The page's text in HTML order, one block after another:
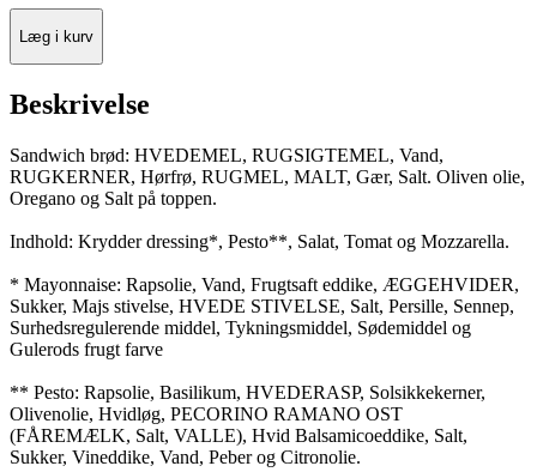
Læg i kurv
Beskrivelse
Sandwich brød: HVEDEMEL, RUGSIGTEMEL, Vand,
RUGKERNER, Hørfrø, RUGMEL, MALT, Gær, Salt. Oliven olie,
Oregano og Salt på toppen.
Indhold: Krydder dressing*, Pesto**, Salat, Tomat og Mozzarella.
* Mayonnaise: Rapsolie, Vand, Frugtsaft eddike, ÆGGEHVIDER,
Sukker, Majs stivelse, HVEDE STIVELSE, Salt, Persille, Sennep,
Surhedsregulerende middel, Tykningsmiddel, Sødemiddel og
Gulerods frugt farve
** Pesto: Rapsolie, Basilikum, HVEDERASP, Solsikkekerner,
Olivenolie, Hvidløg, PECORINO RAMANO OST
(FÅREMÆLK, Salt, VALLE), Hvid Balsamicoeddike, Salt,
Sukker, Vineddike, Vand, Peber og Citronolie.